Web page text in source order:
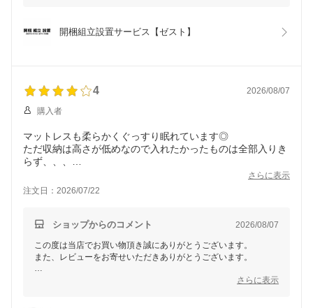
開梱組立設置サービス【ゼスト】
4 2026/08/07
購入者
マットレスも柔らかくぐっすり眠れています◎
ただ収納は高さが低めなので入れたかったものは全部入りき
らず、、、
夏用の寝具など薄いものなら入りますが、毛布などかさばる
ものは難しかったです。
さらに表示
注文日：2026/07/22
ショップからのコメント 2026/08/07
この度は当店でお買い物頂き誠にありがとうございます。
また、レビューをお寄せいただきありがとうございます。
マットレスの睡眠感についてご満足いただけているとのこと、大
さらに表示